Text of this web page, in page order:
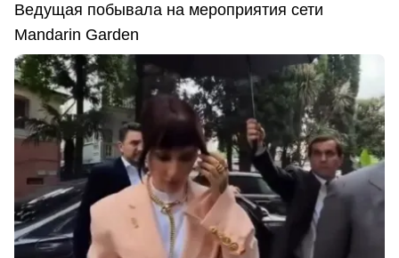
Ведущая побывала на мероприятия сети
Mandarin Garden